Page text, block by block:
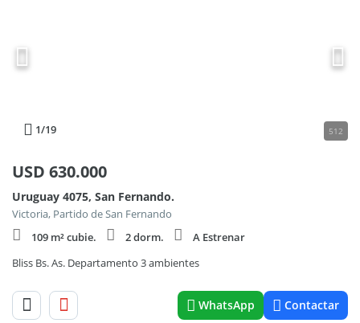
1/19 512
USD 630.000
Uruguay 4075, San Fernando.
Victoria, Partido de San Fernando
109 m² cubie.
2 dorm.
A Estrenar
Bliss Bs. As. Departamento 3 ambientes
WhatsApp Contactar